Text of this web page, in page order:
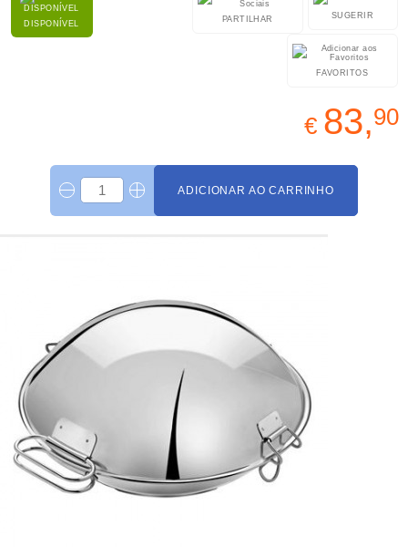
DISPONÍVEL
SUGERIR
PARTILHAR
FAVORITOS
€ 83,90
ADICIONAR AO CARRINHO